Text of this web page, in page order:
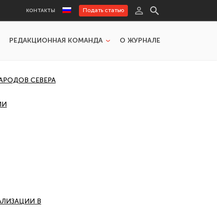
КОНТАКТЫ Подать статью
РЕДАКЦИОННАЯ КОМАНДА О ЖУРНАЛЕ
СЕВЕРА
В